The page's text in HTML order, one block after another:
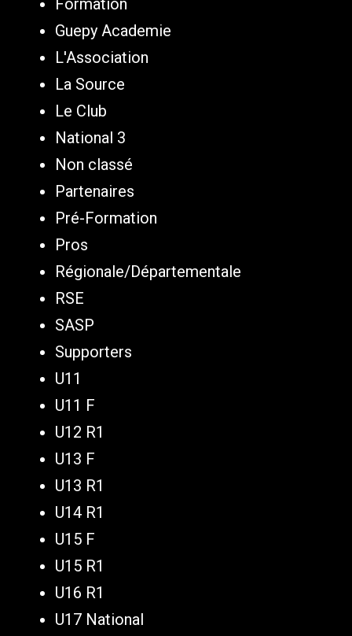
Formation
Guepy Academie
L'Association
La Source
Le Club
National 3
Non classé
Partenaires
Pré-Formation
Pros
Régionale/Départementale
RSE
SASP
Supporters
U11
U11 F
U12 R1
U13 F
U13 R1
U14 R1
U15 F
U15 R1
U16 R1
U17 National